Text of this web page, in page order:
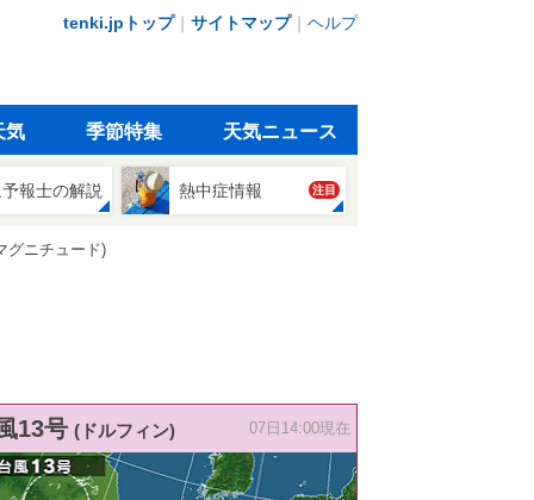
tenki.jpトップ｜ サイトマップ｜ ヘルプ
気 季節特集 天気ニュース
報士の解説 熱中症情報 注目
グニチュード)
13号 (ドルフィン) 07日14:00現在